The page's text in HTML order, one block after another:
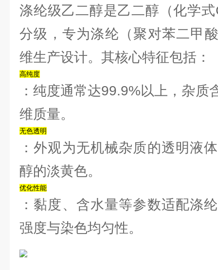
涤纶级乙二醇是乙二醇（化学式
分级，专为涤纶（聚对苯二甲
维生产设计。其核心特征包括：
‌高纯度‌
：纯度通常达99.9%以上，杂质
维质量。‌‌
‌无色透明‌
：外观为无机械杂质的透明液
醇的淡黄色。‌‌
‌优化性能‌
：黏度、含水量等参数适配涤
强度与染色均匀性。‌‌